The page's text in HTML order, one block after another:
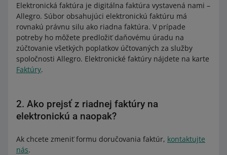
Elektronická faktúra je digitálna faktúra vystavená nami –
Allegro. Súbor obsahujúci elektronickú faktúru má
rovnakú právnu silu ako riadna faktúra. V prípade
potreby ho môžete predložiť daňovému úradu na
zúčtovanie všetkých poplatkov účtovaných za služby
spoločnosti Allegro. Elektronické faktúry nájdete na karte
Faktúry.
2. Ako prejsť z riadnej faktúry na
elektronickú a naopak?
Ak chcete zmeniť formu doručovania faktúr, kontaktujte
nás.